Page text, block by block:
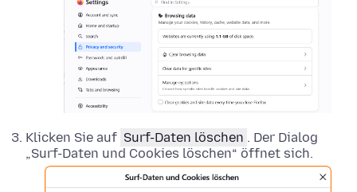
Klicken Sie auf Surf-Daten löschen . Der Dialog
„Surf-Daten und Cookies löschen“ öffnet sich.